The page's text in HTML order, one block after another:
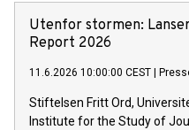
Utenfor stormen:
Report 2026
11.6.2026 10:00:00 CEST
Stiftelsen Fritt Ord,
Institute for the Study of